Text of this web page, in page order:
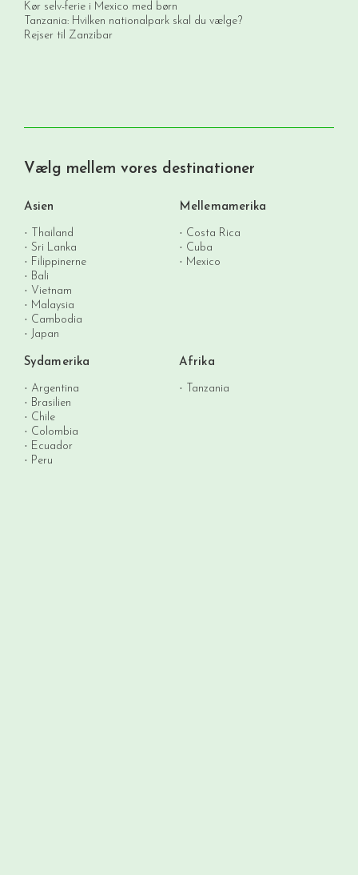
Kør selv-ferie i Mexico med børn
Tanzania: Hvilken nationalpark skal du vælge?
Rejser til Zanzibar
Vælg mellem vores destinationer
Asien
Thailand
Sri Lanka
Filippinerne
Bali
Vietnam
Malaysia
Cambodia
Japan
Mellemamerika
Costa Rica
Cuba
Mexico
Sydamerika
Argentina
Brasilien
Chile
Colombia
Ecuador
Peru
Afrika
Tanzania